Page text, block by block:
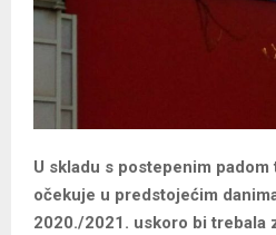
U skladu s postepenim
očekuje u predstojećim
2020./2021. uskoro bi trebala